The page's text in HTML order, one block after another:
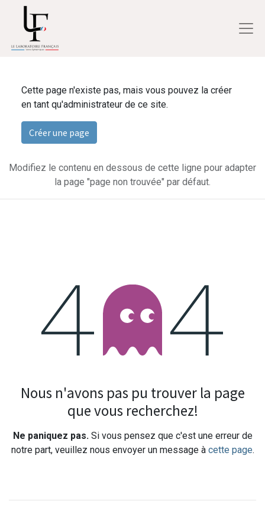
Cette page n'existe pas, mais vous pouvez la créer
en tant qu'administrateur de ce site.
Créer une page
Modifiez le contenu en dessous de cette ligne pour adapter
la page "page non trouvée" par défaut.
Erreur 404
Nous n'avons pas pu trouver la page
que vous recherchez!
Ne paniquez pas.Si vous pensez que c'est une erreur de
notre part, veuillez nous envoyer un message à cette page.